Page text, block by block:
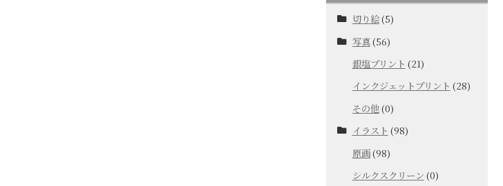
切り絵(5)
写真(56)
銀塩プリント (21)
インクジェットプリント (28)
その他(0)
イラスト (98)
原画(98)
シルクスクリーン (0)